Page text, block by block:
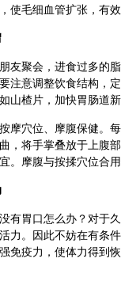
使毛细血管扩张，有效
友聚会，进食过多的
注意调整饮食结构，
山楂片，加快胃肠道
摩穴位、摩腹保健。
，将手掌叠放于上腹
。摩腹与按揉穴位合
有胃口怎么办？对于
力。因此不妨在有条
免疫力，使体力得到